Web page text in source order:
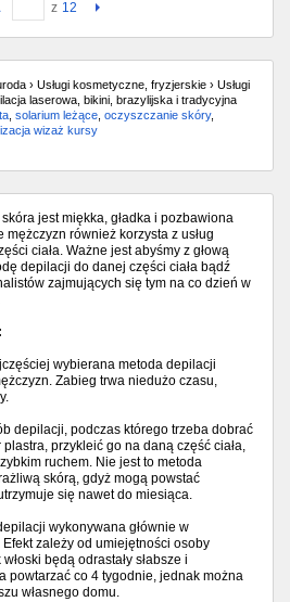
z 12
› Usługi kosmetyczne, fryzjerskie › Usługi
laserowa, bikini, brazylijska i tradycyjna
solarium leżące oczyszczanie skóry,
wizaż kursy
jest miękka, gładka i pozbawiona
również korzysta z usług
ciała. Ważne jest abyśmy z głową
depilacji do danej części ciała bądź
zajmujących się tym na co dzień w
wybierana metoda depilacji
Zabieg trwa niedużo czasu,
depilacji, podczas którego trzeba dobrać
przykleić go na daną część ciała,
ruchem. Nie jest to metoda
skórą, gdyż mogą powstać
się nawet do miesiąca.
wykonywana głównie w
zależy od umiejętności osoby
będą odrastały słabsze i
powtarzać co 4 tygodnie, jednak można
własnego domu.